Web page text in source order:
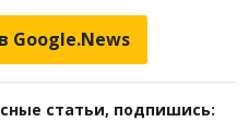
Google.News
статьи, подпишись: